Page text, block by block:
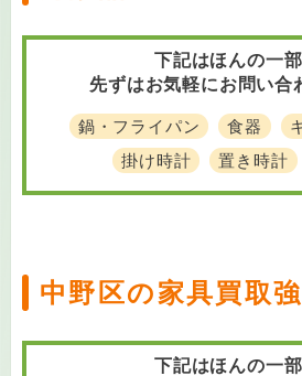
下記はほんの一
先ずはお気軽にお問い合
鍋・フライパン 食器
掛け時計
置き時計
中野区の家具買取
下記はほんの一